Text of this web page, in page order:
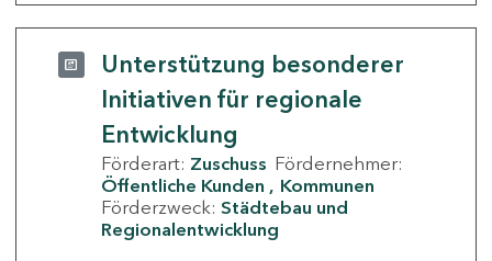
Unterstützung besonderer
Initiativen für regionale
Entwicklung
Förderart: Zuschuss Fördernehmer:
Öffentliche Kunden
Kommunen
Förderzweck: Städtebau und
Regionalentwicklung